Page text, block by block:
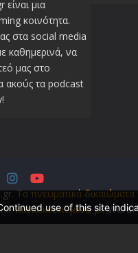
μια
κοινότητα.
στα social media
καθημερινά, να
μας στο
ακούς τα podcast
. Τα πνευματικά
Κατασκευασμένο με
use of this site